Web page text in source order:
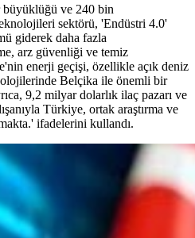
ve 240 bin
sektörü, 'Endüstri 4.0'
giderek daha fazla
arz güvenliği ve temiz
enerji geçişi, özellikle açık deniz
Belçika ile önemli bir
9,2 milyar dolarlık ilaç pazarı ve
Türkiye, ortak araştırma ve
ifadelerini kullandı.